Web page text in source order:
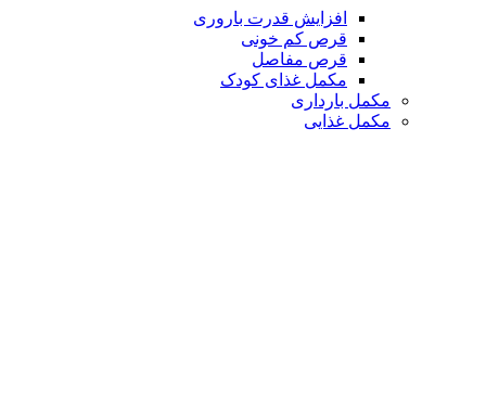
افزایش قدرت باروری
قرص کم خونی
قرص مفاصل
مکمل غذای کودک
مکمل بارداری
مکمل غذایی